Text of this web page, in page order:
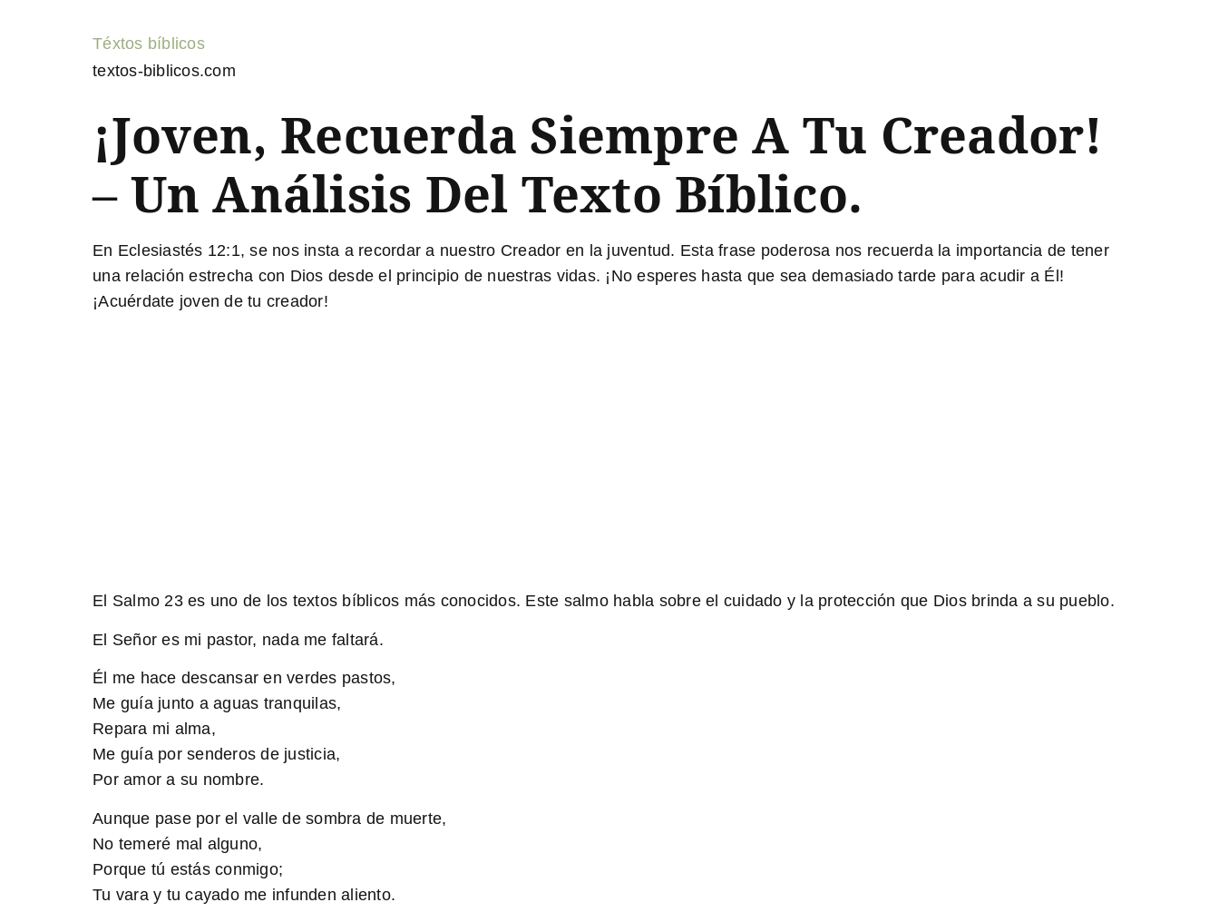
Téxtos bíblicos
textos-biblicos.com
¡Joven, Recuerda Siempre A Tu Creador!
– Un Análisis Del Texto Bíblico.
En Eclesiastés 12:1, se nos insta a recordar a nuestro Creador en la juventud. Esta frase poderosa nos recuerda la importancia de tener
una relación estrecha con Dios desde el principio de nuestras vidas. ¡No esperes hasta que sea demasiado tarde para acudir a Él!
¡Acuérdate joven de tu creador!
El Salmo 23 es uno de los textos bíblicos más conocidos. Este salmo habla sobre el cuidado y la protección que Dios brinda a su pueblo.
El Señor es mi pastor, nada me faltará.
Él me hace descansar en verdes pastos,
Me guía junto a aguas tranquilas,
Repara mi alma,
Me guía por senderos de justicia,
Por amor a su nombre.
Aunque pase por el valle de sombra de muerte,
No temeré mal alguno,
Porque tú estás conmigo;
Tu vara y tu cayado me infunden aliento.